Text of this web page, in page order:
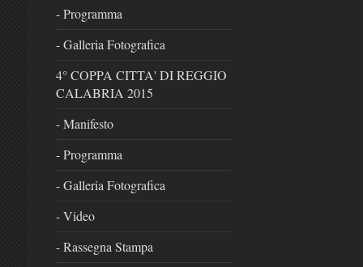
- Programma
- Galleria Fotografica
4° COPPA CITTA' DI REGGIO
CALABRIA 2015
- Manifesto
- Programma
- Galleria Fotografica
- Video
- Rassegna Stampa